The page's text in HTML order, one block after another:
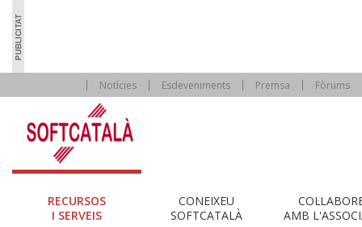
Notícies Esdeveniments Premsa Fòrums
RECURSOS
I SERVEIS
CONEIXEU
SOFTCATALÀ
AMB